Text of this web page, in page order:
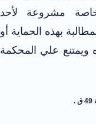
مشروعة لأحد
بهذه الحماية أو
ويمتنع علي المحكمة